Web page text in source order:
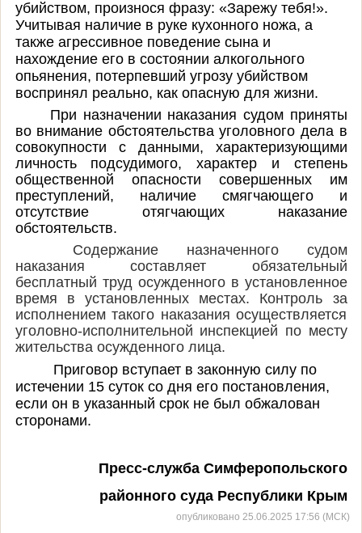
убийством, произнося фразу: «Зарежу тебя!».
Учитывая наличие в руке кухонного ножа, а
также агрессивное поведение сына и
нахождение его в состоянии алкогольного
опьянения, потерпевший угрозу убийством
воспринял реально, как опасную для жизни.
При назначении наказания судом приняты
во внимание обстоятельства уголовного делав
совокупности с данными, характеризующими
личность подсудимого, характер и степень
общественной опасности совершенных им
преступлений, наличие смягчающего и
отсутствие отягчающих наказание
обстоятельств.
Содержание назначенного судом
наказания составляет обязательный
бесплатный труд осужденного в установленное
время в установленных местах. Контроль за
исполнением такого наказания осуществляется
уголовно-исполнительной инспекцией по месту
жительства осужденного лица.
Приговор вступает в законную силу по
истечении 15 суток со дня его постановления,
если он в указанный срок не был обжалован
сторонами.
Пресс-служба Симферопольского
районного суда Республики Крым
опубликовано 25.06.2025 17:56 (МСК)